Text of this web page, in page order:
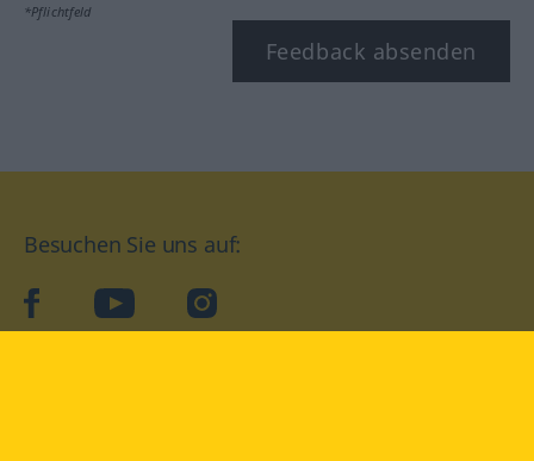
*Pflichtfeld
Feedback absenden
Besuchen Sie uns auf:
facebookYouTube Instagram